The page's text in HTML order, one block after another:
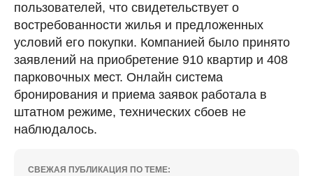
пользователей, что свидетельствует о
востребованности жилья и предложенных
условий его покупки. Компанией было принято
заявлений на приобретение 910 квартир и 408
парковочных мест. Онлайн система
бронирования и приема заявок работала в
штатном режиме, технических сбоев не
наблюдалось.
СВЕЖАЯ ПУБЛИКАЦИЯ ПО ТЕМЕ: